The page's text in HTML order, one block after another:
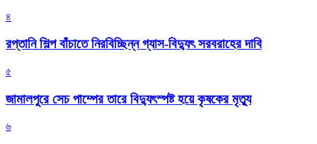
৪
রপ্তানি শিল্প বাঁচাতে নিরবিচ্ছিন্ন গ্যাস-বিদ্যুৎ সরবরাহের দাবি
৫
জামালপুরে সেচ পাম্পের তারে বিদ্যুৎস্পষ্ট হয়ে কৃষকের মৃত্যু
৬